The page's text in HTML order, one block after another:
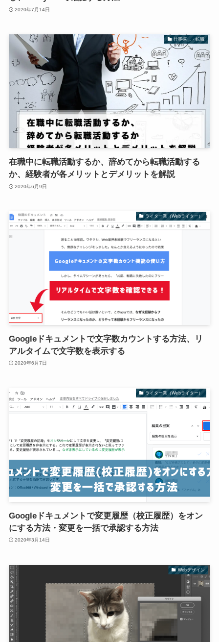
2020年7月14日
仕事探し・転職
在職中に転職活動するか、辞めてから転職活動する
か、経験者が各メリットとデメリットを解説
2020年6月9日
ライター業（Webライター）
Googleドキュメントで文字数カウントする方法、リ
アルタイムで文字数を表示する
2020年6月7日
ライター業（Webライター）
Googleドキュメントで変更履歴（校正履歴）をオン
にする方法・変更を一括で承認する方法
2020年3月14日
Webデザイン